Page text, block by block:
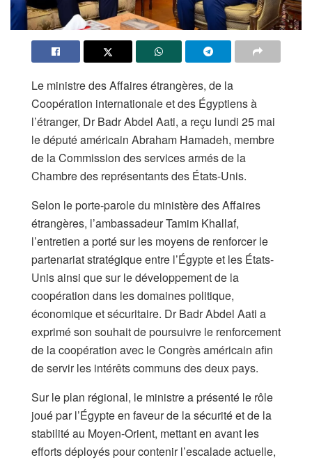
Le ministre des Affaires étrangères, de la
Coopération internationale et des Égyptiens à
l’étranger, Dr Badr Abdel Aati, a reçu lundi 25 mai
le député américain Abraham Hamadeh, membre
de la Commission des services armés de la
Chambre des représentants des États-Unis.
Selon le porte-parole du ministère des Affaires
étrangères, l’ambassadeur Tamim Khallaf,
l’entretien a porté sur les moyens de renforcer le
partenariat stratégique entre l’Égypte et les États-
Unis ainsi que sur le développement de la
coopération dans les domaines politique,
économique et sécuritaire. Dr Badr Abdel Aati a
exprimé son souhait de poursuivre le renforcement
de la coopération avec le Congrès américain afin
de servir les intérêts communs des deux pays.
Sur le plan régional, le ministre a présenté le rôle
joué par l’Égypte en faveur de la sécurité et de la
stabilité au Moyen-Orient, mettant en avant les
efforts déployés pour contenir l’escalade actuelle,